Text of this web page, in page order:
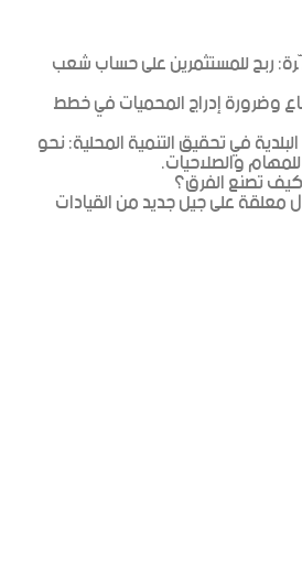
ربح للمستثمرين على حساب شعب
وضرورة إدراج المحميات في خطط
في تحقيق التنمية المحلية: نحو
والصلاحيات.
كيف تصنع الفرق؟
معلقة على جيل جديد من القيادات